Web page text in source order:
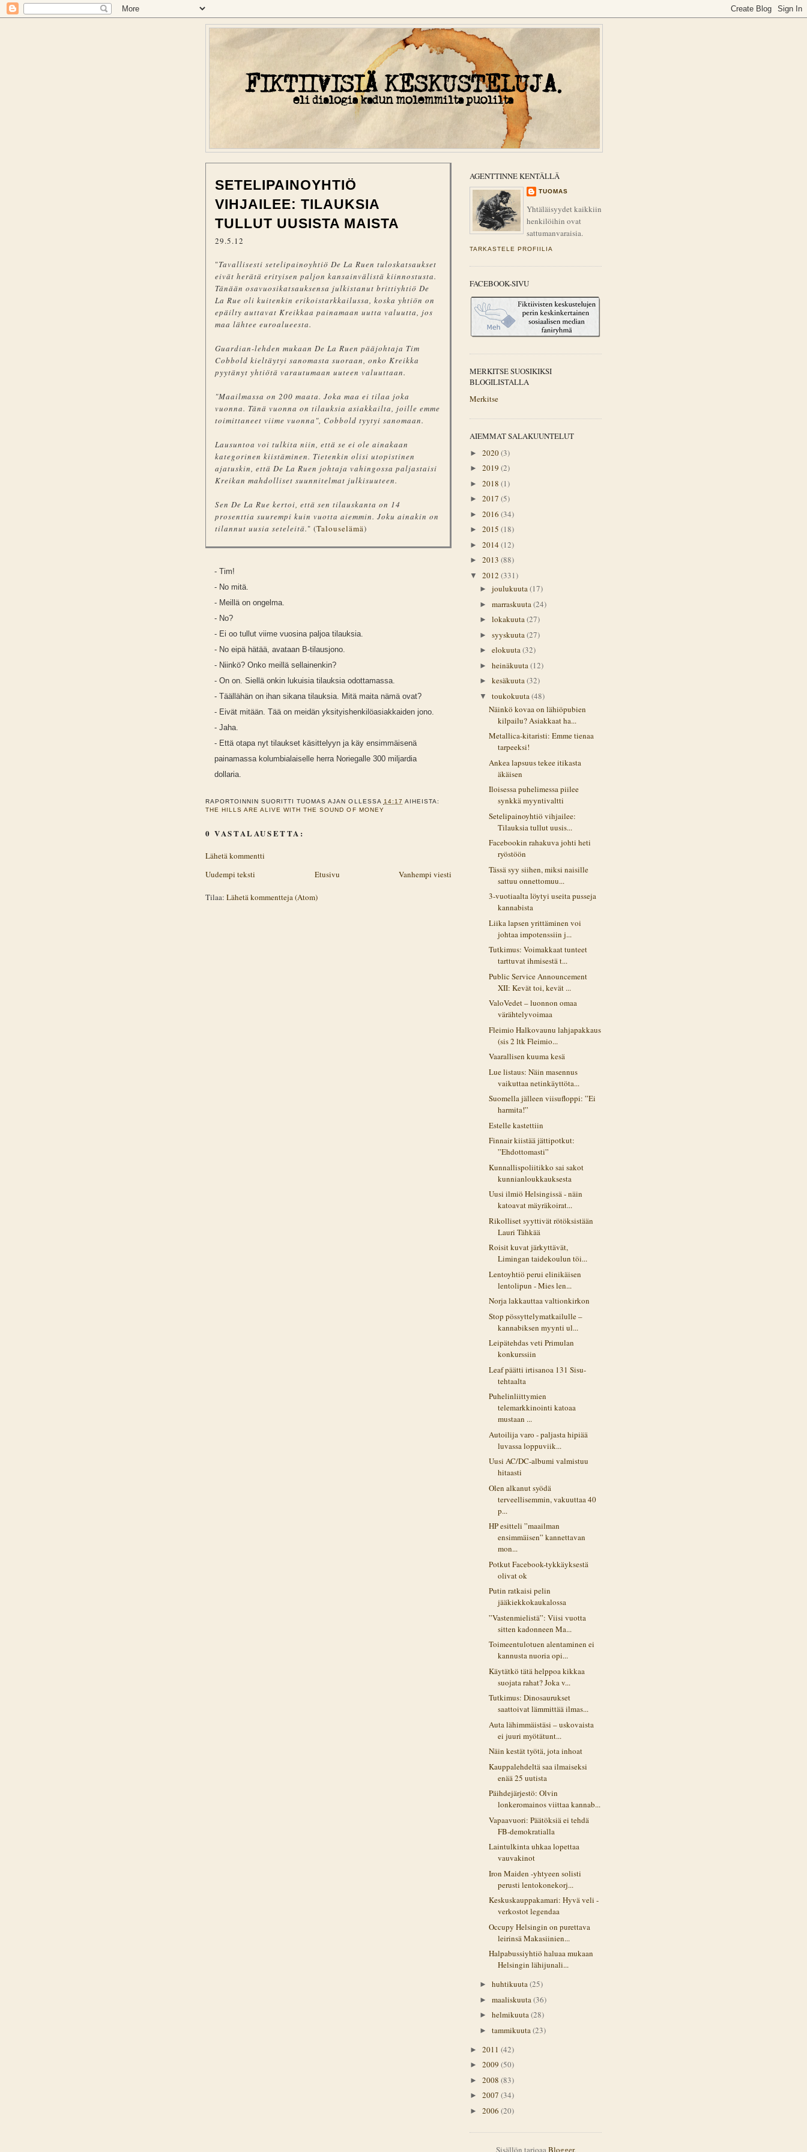
SETELIPAINOYHTIÖ
VIHJAILEE: TILAUKSIA
TULLUT UUSISTA MAISTA
29.5.12
"Tavallisesti setelipainoyhtiö De La Ruen tuloskatsaukset
eivät herätä erityisen paljon kansainvälistä kiinnostusta.
Tänään osavuosikatsauksensa julkistanut brittiyhtiö De
La Rue oli kuitenkin erikoistarkkailussa, koska yhtiön on
epäilty auttavat Kreikkaa painamaan uutta valuutta, jos
maa lähtee euroalueesta.
Guardian-lehden mukaan De La Ruen pääjohtaja Tim
Cobbold kieltäytyi sanomasta suoraan, onko Kreikka
pyytänyt yhtiötä varautumaan uuteen valuuttaan.
"Maailmassa on 200 maata. Joka maa ei tilaa joka
vuonna. Tänä vuonna on tilauksia asiakkailta, joille emme
toimittaneet viime vuonna", Cobbold tyytyi sanomaan.
Lausuntoa voi tulkita niin, että se ei ole ainakaan
kategorinen kiistäminen. Tietenkin olisi utopistinen
ajatuskin, että De La Ruen johtaja vahingossa paljastaisi
Kreikan mahdolliset suunnitelmat julkisuuteen.
Sen De La Rue kertoi, että sen tilauskanta on 14
prosenttia suurempi kuin vuotta aiemmin. Joku ainakin on
tilannut uusia seteleitä." (Talouselämä)
- Tim!
- No mitä.
- Meillä on ongelma.
- No?
- Ei oo tullut viime vuosina paljoa tilauksia.
- No eipä hätää, avataan B-tilausjono.
- Niinkö? Onko meillä sellainenkin?
- On on. Siellä onkin lukuisia tilauksia odottamassa.
- Täällähän on ihan sikana tilauksia. Mitä maita nämä ovat?
- Eivät mitään. Tää on meidän yksityishenkilöasiakkaiden jono.
- Jaha.
- Että otapa nyt tilaukset käsittelyyn ja käy ensimmäisenä
painamassa kolumbialaiselle herra Noriegalle 300 miljardia
dollaria.
RAPORTOINNIN SUORITTITUOMAS AJAN OLLESSA 14:17 AIHEISTA:
THE HILLS ARE ALIVE WITH THE SOUND OF MONEY
0 VASTALAUSETTA:
Lähetä kommentti
Uudempi teksti
Vanhempi viesti
Etusivu
Tilaa: Lähetä kommentteja (Atom)
AGENTTINNE KENTÄLLÄ
TUOMAS
Yhtäläisyydet kaikkiin
henkilöihin ovat
sattumanvaraisia.
TARKASTELE PROFIILIA
FACEBOOK-SIVU
MERKITSE SUOSIKIKSI
BLOGILISTALLA
Merkitse
AIEMMAT SALAKUUNTELUT
► 2020(3)
► 2019 (2)
► 2018 (1)
► 2017 (5)
► 2016 (34)
► 2015 (18)
► 2014 (12)
► 2013 (88)
▼ 2012 (331)
► joulukuuta(17)
► marraskuuta (24)
► lokakuuta(27)
► syyskuuta (27)
► elokuuta(32)
► heinäkuuta (12)
► kesäkuuta(32)
▼ toukokuuta (48)
Näinkö kovaa on lähiöpubien
kilpailu? Asiakkaat ha...
Metallica-kitaristi: Emme tienaa
tarpeeksi!
Ankea lapsuus tekee itikasta
äkäisen
Iloisessa puhelimessa piilee
synkkä myyntivaltti
Setelipainoyhtiö vihjailee:
Tilauksia tullut uusis...
Facebookin rahakuva johti heti
ryöstöön
Tässä syy siihen, miksi naisille
sattuu onnettomuu...
3-vuotiaalta löytyi useita pusseja
kannabista
Liika lapsen yrittäminen voi
johtaa impotenssiin j...
Tutkimus: Voimakkaat tunteet
tarttuvat ihmisestä t...
Public Service Announcement
XII: Kevät toi, kevät ...
ValoVedet – luonnon omaa
värähtelyvoimaa
Fleimio Halkovaunu lahjapakkaus
(sis 2 ltk Fleimio...
Vaarallisen kuuma kesä
Lue listaus: Näin masennus
vaikuttaa netinkäyttöta...
Suomella jälleen viisufloppi: ”Ei
harmita!”
Estelle kastettiin
Finnair kiistää jättipotkut:
”Ehdottomasti”
Kunnallispoliitikko sai sakot
kunnianloukkauksesta
Uusi ilmiö Helsingissä - näin
katoavat mäyräkoirat...
Rikolliset syyttivät rötöksistään
Lauri Tähkää
Roisit kuvat järkyttävät,
Limingan taidekoulun töi...
Lentoyhtiö perui elinikäisen
lentolipun - Mies len...
Norja lakkauttaa valtionkirkon
Stop pössyttelymatkailulle –
kannabiksen myynti ul...
Leipätehdas veti Primulan
konkurssiin
Leaf päätti irtisanoa 131 Sisu-
tehtaalta
Puhelinliittymien
telemarkkinointi katoaa
mustaan ...
Autoilija varo - paljasta hipiää
luvassa loppuviik...
Uusi AC/DC-albumi valmistuu
hitaasti
Olen alkanut syödä
terveellisemmin, vakuuttaa 40
p...
HP esitteli ”maailman
ensimmäisen” kannettavan
mon...
Potkut Facebook-tykkäyksestä
olivat ok
Putin ratkaisi pelin
jääkiekkokaukalossa
”Vastenmielistä”: Viisi vuotta
sitten kadonneen Ma...
Toimeentulotuen alentaminen ei
kannusta nuoria opi...
Käytätkö tätä helppoa kikkaa
suojata rahat? Joka v...
Tutkimus: Dinosaurukset
saattoivat lämmittää ilmas...
Auta lähimmäistäsi – uskovaista
ei juuri myötätunt...
Näin kestät työtä, jota inhoat
Kauppalehdeltä saa ilmaiseksi
enää 25 uutista
Päihdejärjestö: Olvin
lonkeromainos viittaa kannab...
Vapaavuori: Päätöksiä ei tehdä
FB-demokratialla
Laintulkinta uhkaa lopettaa
vauvakinot
Iron Maiden -yhtyeen solisti
perusti lentokonekorj...
Keskuskauppakamari: Hyvä veli -
verkostot legendaa
Occupy Helsingin on purettava
leirinsä Makasiinien...
Halpabussiyhtiö haluaa mukaan
Helsingin lähijunali...
► huhtikuuta(25)
► maaliskuuta(36)
► helmikuuta(28)
► tammikuuta(23)
► 2011 (42)
► 2009 (50)
► 2008 (83)
► 2007 (34)
► 2006 (20)
Sisällön tarjoaa Blogger.